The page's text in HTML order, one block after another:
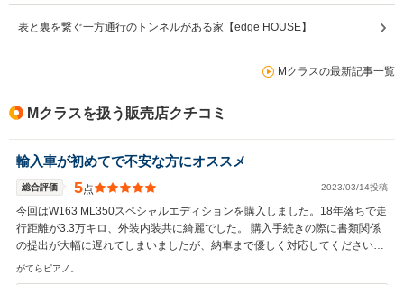
表と裏を繋ぐ一方通行のトンネルがある家【edge HOUSE】
Mクラスの最新記事一覧
Mクラスを扱う販売店クチコミ
輸入車が初めてで不安な方にオススメ
総合評価 5点 2023/03/14投稿
今回はW163 ML350スペシャルエディションを購入しました。18年落ちで走
行距離が3.3万キロ、外装内装共に綺麗でした。 購入手続きの際に書類関係
の提出が大幅に遅れてしまいましたが、納車まで優しく対応してくださいま
した。ありがとうございました。 この年代の輸入車を持つことは故障や整
がてらピアノ。